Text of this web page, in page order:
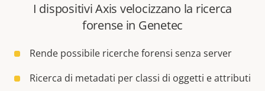
I dispositivi Axis velocizzano la ricerca
forense in Genetec
Rende possibile ricerche forensi senza server
Ricerca di metadati per classi di oggetti e attributi